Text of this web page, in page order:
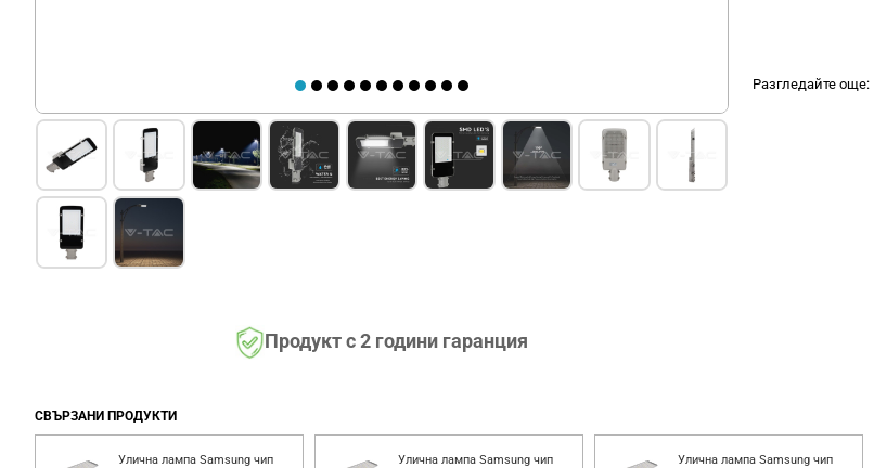
Продукт с 2 години гаранция
Разгледайте още:
СВЪРЗАНИ ПРОДУКТИ
Улична лампа Samsung чип
Улична лампа Samsung чип
Улична лампа Samsung чип